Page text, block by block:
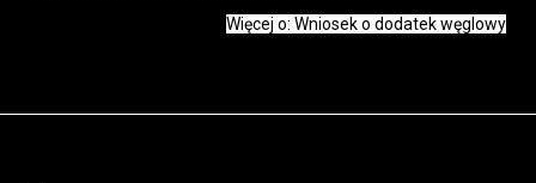
Więcej o: Wniosek o dodatek węglowy